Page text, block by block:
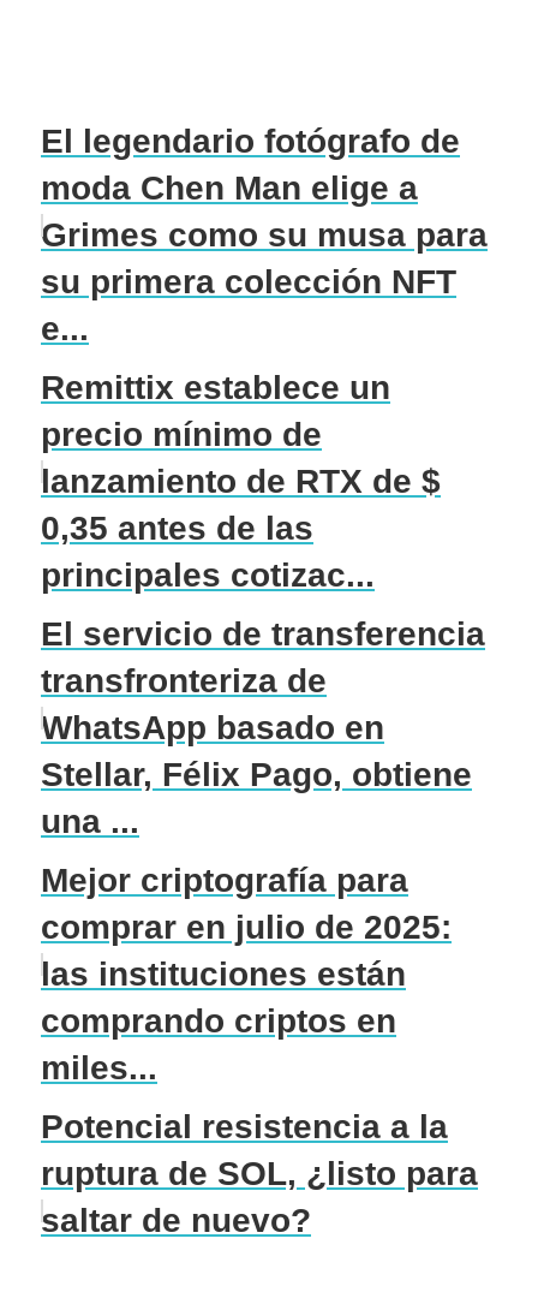
El legendario fotógrafo de
moda Chen Man elige a
Grimes como su musa para
su primera colección NFT
e...
Remittix establece un
precio mínimo de
lanzamiento de RTX de $
0,35 antes de las
principales cotizac...
El servicio de transferencia
transfronteriza de
WhatsApp basado en
Stellar, Félix Pago, obtiene
una ...
Mejor criptografía para
comprar en julio de 2025:
las instituciones están
comprando criptos en
miles...
Potencial resistencia a la
ruptura de SOL, ¿listo para
saltar de nuevo?